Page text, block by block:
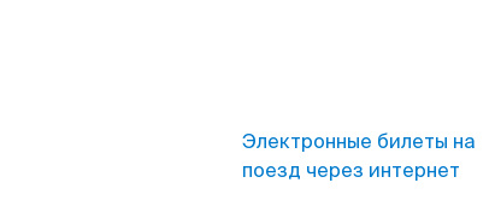
Электронные билеты на
поезд через интернет